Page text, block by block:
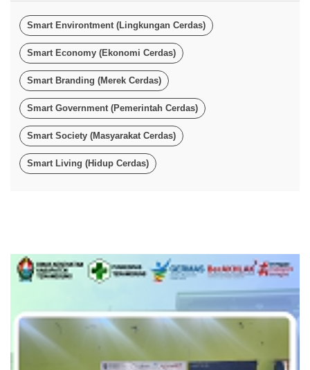
Smart Environtment (Lingkungan Cerdas)
Smart Economy (Ekonomi Cerdas)
Smart Branding (Merek Cerdas)
Smart Government (Pemerintah Cerdas)
Smart Society (Masyarakat Cerdas)
Smart Living (Hidup Cerdas)